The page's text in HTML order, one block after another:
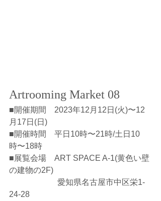
Artrooming Market 08
■開催期間　2023年12月12日(火)〜12
月17日(日)
■開催時間　平日10時〜21時/土日10
時〜18時
■展覧会場　ART SPACE A-1(黄色い壁
の建物の2F)
愛知県名古屋市中区栄1-
24-28